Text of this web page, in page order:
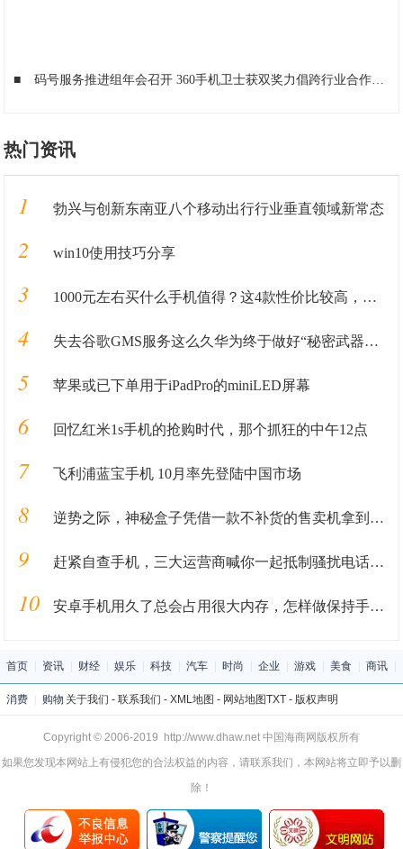
■ 码号服务推进组年会召开 360手机卫士获双奖力倡跨行业合作■
热门资讯
1 勃兴与创新东南亚八个移动出行行业垂直领域新常态
2 win10使用技巧分享
3 1000元左右买什么手机值得？这4款性价比较高，可能你会喜欢
4 失去谷歌GMS服务这么久华为终于做好“秘密武器”准备重回国际市场
5 苹果或已下单用于iPadPro的miniLED屏幕
6 回忆红米1s手机的抢购时代，那个抓狂的中午12点
7 飞利浦蓝宝手机 10月率先登陆中国市场
8 逆势之际，神秘盒子凭借一款不补货的售卖机拿到500万天使
9 赶紧自查手机，三大运营商喊你一起抵制骚扰电话！这次，和“拦截软件”有啥不一样？
10 安卓手机用久了总会占用很大内存，怎样做保持手机清畅？
首页 资讯 财经 娱乐 科技 汽车 时尚 企业 游戏 美食 商讯
消费 购物 关于我们 - 联系我们 - XML地图 - 网站地图TXT- 版权声明
Copyright © 2006-2019 http://www.dhaw.net 中国海商网版权所有
如果您发现本网站上有侵犯您的合法权益的内容，请联系我们，本网站将立即予以删
除！